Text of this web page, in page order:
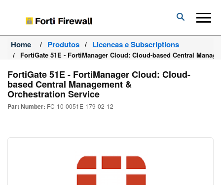
Forti
Firewall
Home Produtos Licencas e Subscriptions
FortiGate 51E - FortiManager Cloud: Cloud-based Central
FortiGate 51E - FortiManager Cloud: Cloud-
based Central Management &
Orchestration Service
Part Number: FC-10-0051E-179-02-12